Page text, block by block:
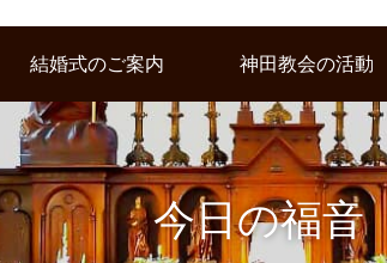
結婚式のご案内 神田教会の活動
今日の福音